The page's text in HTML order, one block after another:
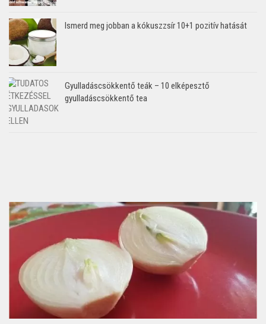
Ismerd meg jobban a kókuszzsír 10+1 pozitív hatását
Gyulladáscsökkentő teák – 10 elképesztő
gyulladáscsökkentő tea